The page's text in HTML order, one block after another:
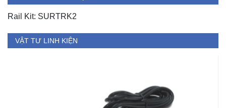
Rail Kit: SURTRK2
VẬT TƯ LINH KIỆN